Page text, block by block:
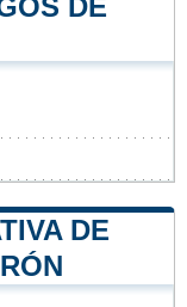
DE